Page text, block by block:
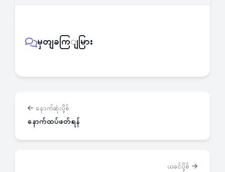
မှတျခကြျမြား
နောက်ဆုံးပို့စ်
နောက်ထပ်ဖတ်ရန်
ယခင်ပို့စ်